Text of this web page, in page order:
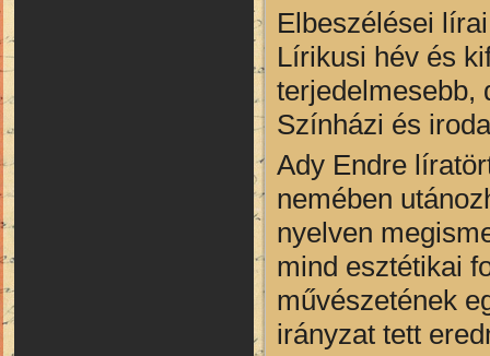
Elbeszélései
Lírikusi hév és
terjedelmesebb,
Színházi és
Ady Endre
nemében
nyelven
mind esztétikai
művészetének
irányzat tett